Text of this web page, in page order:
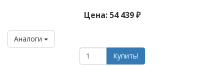
Цена: 54 439 ₽
Аналоги
Купить!